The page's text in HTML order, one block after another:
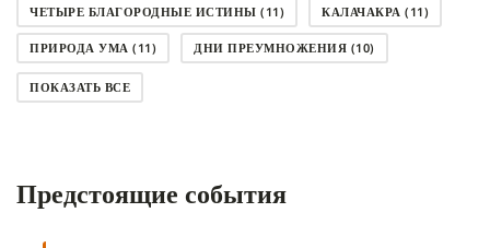
ЧЕТЫРЕ БЛАГОРОДНЫЕ ИСТИНЫ (11) КАЛАЧАКРА (11)
ПРИРОДА УМА (11) ДНИ ПРЕУМНОЖЕНИЯ (10)
СОВЕТ(10)
АНАЛИТИЧЕСКАЯ МЕДИТАЦИЯ(7)
ПОКАЗАТЬ ВСЕ
Предстоящие события